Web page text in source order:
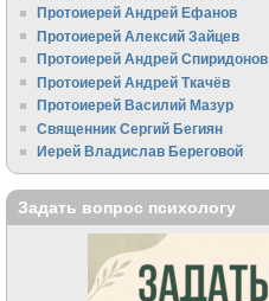
Протоиерей Андрей Ефанов
Протоиерей Алексий Зайцев
Протоиерей Андрей Спиридонов
Протоиерей Андрей Ткачёв
Протоиерей Василий Мазур
Священник Сергий Бегиян
Иерей Владислав Береговой
Задать вопрос психологу